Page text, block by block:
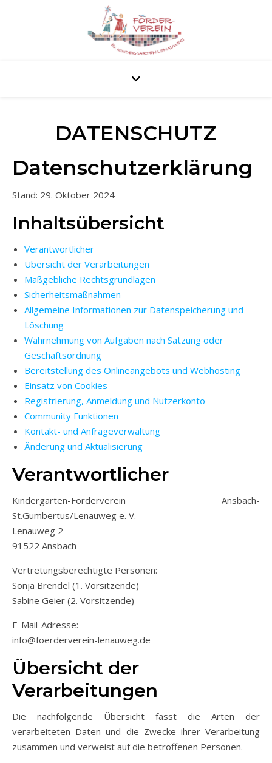
DATENSCHUTZ
Datenschutzerklärung
Stand: 29. Oktober 2024
Inhaltsübersicht
Verantwortlicher
Übersicht der Verarbeitungen
Maßgebliche Rechtsgrundlagen
Sicherheitsmaßnahmen
Allgemeine Informationen zur Datenspeicherung und
Löschung
Wahrnehmung von Aufgaben nach Satzung oder
Geschäftsordnung
Bereitstellung des Onlineangebots und Webhosting
Einsatz von Cookies
Registrierung, Anmeldung und Nutzerkonto
Community Funktionen
Kontakt- und Anfrageverwaltung
Änderung und Aktualisierung
Verantwortlicher
Kindergarten-Förderverein Ansbach-
St.Gumbertus/Lenauweg e. V.
Lenauweg 2
91522 Ansbach
Vertretungsberechtigte Personen:
Sonja Brendel (1. Vorsitzende)
Sabine Geier (2. Vorsitzende)
E-Mail-Adresse:
info@foerderverein-lenauweg.de
Übersicht der
Verarbeitungen
Die nachfolgende Übersicht fasst die Arten der
verarbeiteten Daten und die Zwecke ihrer Verarbeitung
zusammen und verweist auf die betroffenen Personen.